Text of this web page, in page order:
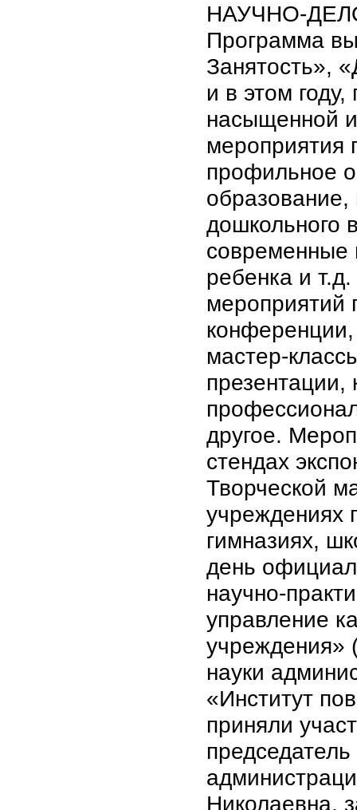
НАУЧНО-
Программа
Занятость»,
и в этом
насыщенной
мероприятия
профильное
образование,
дошкольного
современные
ребенка и
мероприятий
мастер-
презентации,
другое.
стендах
Творческой
учреждениях
гимназиях,
день
научно-
управление
учреждения»
науки
«Институт
приняли
Николаевна,